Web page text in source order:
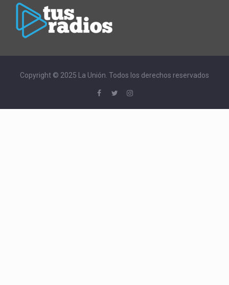
Copyright © 2025 La Unión. Todos los derechos reservados